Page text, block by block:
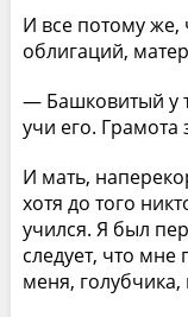
И все потому же,
облигаций,
— Башковитый у
учи его. Грамота
И мать,
хотя до того
учился. Я был
следует, что мне
меня,